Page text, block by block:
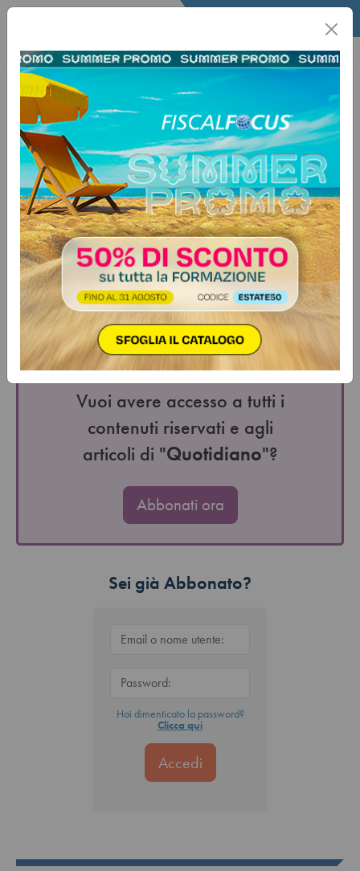
Home Quotidiano Il Quotidiano Articoli Lavoro
18 ottobre 2024
Categorie: Previdenza e lavoro > Agevolazioni
Bonus Natale: quali requisiti sono
richiesti per il nucleo familiare
Autore:Debhoarah Di Rosa
Il bonus Natale, a parità di condizioni reddituali, non spetta
a tutte le coppie con figli a carico. La disciplina introdotta
dall’art. 2-bis D.L. 113/2024, convertito con modificazioni
dalla L. 143/2024 (c.d. “Decreto Omnibus”), vincola di
fatto il diritto a percepire l’indennità una tantum di 100…
Vuoi avere accesso a tutti i
contenuti riservati e agli
articoli di "Quotidiano"?
Abbonati ora
Sei già Abbonato?
Hai dimenticato la password?
Clicca qui